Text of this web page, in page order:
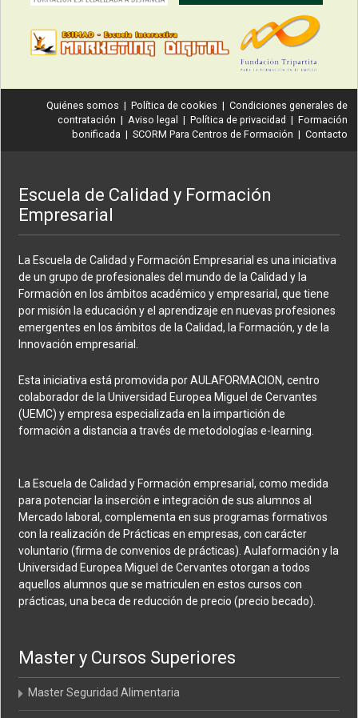
Quiénes somos | Política de cookies | Condiciones generales de
contratación | Aviso legal | Política de privacidad | Formación
bonificada | SCORM Para Centros de Formación | Contacto
Escuela de Calidad y Formación
Empresarial
La Escuela de Calidad y Formación Empresarial es una iniciativa
de un grupo de profesionales del mundo de la Calidad y la
Formación en los ámbitos académico y empresarial, que tiene
por misión la educación y el aprendizaje en nuevas profesiones
emergentes en los ámbitos de la Calidad, la Formación, y de la
Innovación empresarial.
Esta iniciativa está promovida por AULAFORMACION, centro
colaborador de la Universidad Europea Miguel de Cervantes
(UEMC) y empresa especializada en la impartición de
formación a distancia a través de metodologías e-learning.
La Escuela de Calidad y Formación empresarial, como medida
para potenciar la inserción e integración de sus alumnos al
Mercado laboral, complementa en sus programas formativos
con la realización de Prácticas en empresas, con carácter
voluntario (firma de convenios de prácticas). Aulaformación y la
Universidad Europea Miguel de Cervantes otorgan a todos
aquellos alumnos que se matriculen en estos cursos con
prácticas, una beca de reducción de precio (precio becado).
Master y Cursos Superiores
Master Seguridad Alimentaria